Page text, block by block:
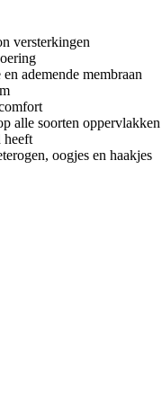
versterkingen
ademende membraan
alle soorten oppervlakken
heeft
oogjes en haakjes